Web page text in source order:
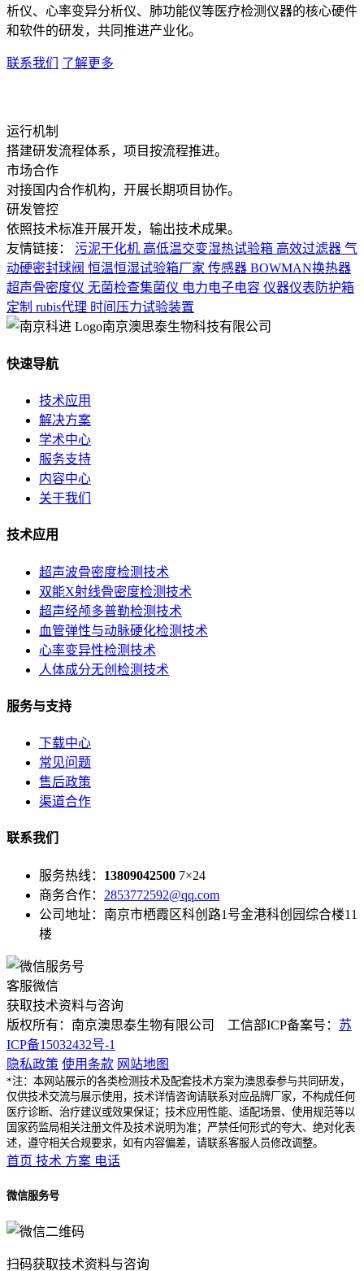
析仪、心率变异分析仪、肺功能仪等医疗检测仪器的核心硬件
和软件的研发，共同推进产业化。
联系我们 了解更多
运行机制
搭建研发流程体系，项目按流程推进。
市场合作
对接国内合作机构，开展长期项目协作。
研发管控
依照技术标准开展开发，输出技术成果。
友情链接：
污泥干化机 高低温交变湿热试验箱 高效过滤器 气
动硬密封球阀 恒温恒湿试验箱厂家 传感器 BOWMAN换热器
超声骨密度仪 无菌检查集菌仪 电力电子电容 仪器仪表防护箱
定制 rubis代理 时间压力试验装置
南京澳思泰生物科技有限公司
快速导航
技术应用
解决方案
学术中心
服务支持
内容中心
关于我们
技术应用
超声波骨密度检测技术
双能X射线骨密度检测技术
超声经颅多普勒检测技术
血管弹性与动脉硬化检测技术
心率变异性检测技术
人体成分无创检测技术
服务与支持
下载中心
常见问题
售后政策
渠道合作
联系我们
服务热线： 13809042500 7×24
商务合作： 2853772592@qq.com
公司地址：南京市栖霞区科创路1号金港科创园综合楼11
楼
客服微信
获取技术资料与咨询
版权所有：南京澳思泰生物有限公司 工信部ICP备案号： 苏
ICP备15032432号-1
隐私政策 使用条款 网站地图
*注：本网站展示的各类检测技术及配套技术方案为澳思泰参与共同研发，
仅供技术交流与展示使用，技术详情咨询请联系对应品牌厂家，不构成任何
医疗诊断、治疗建议或效果保证；技术应用性能、适配场景、使用规范等以
国家药监局相关注册文件及技术说明为准；严禁任何形式的夸大、绝对化表
述，遵守相关合规要求，如有内容偏差，请联系客服人员修改调整。
首页 技术 方案 电话
微信服务号
扫码获取技术资料与咨询